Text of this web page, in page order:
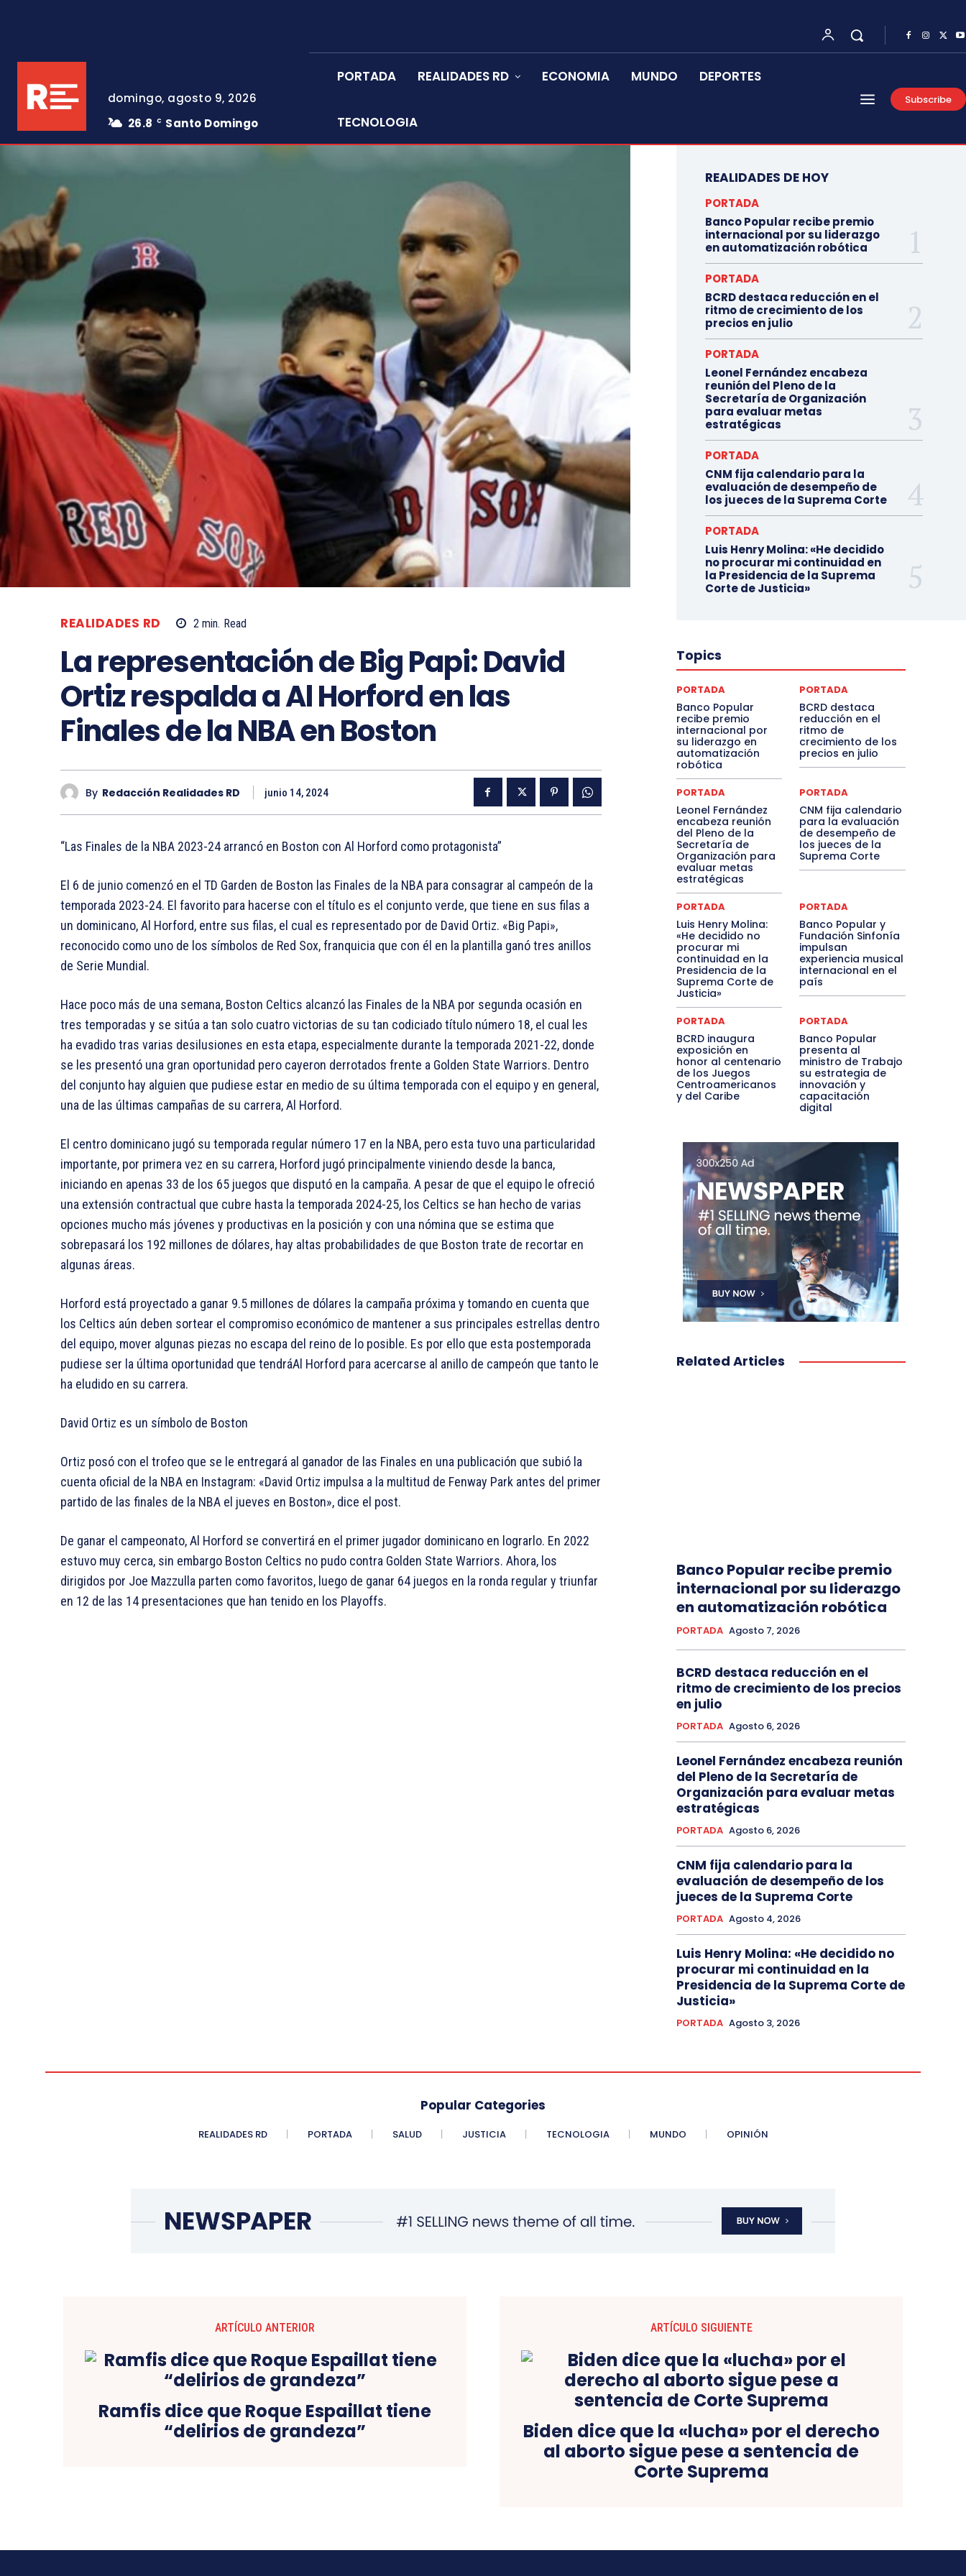
domingo, agosto 9, 2026
26.8
C Santo Domingo
PORTADA REALIDADES RD ECONOMIA MUNDO DEPORTES
TECNOLOGIA
Subscribe
REALIDADES RD 2 min. Read
La representación de Big Papi: David
Ortiz respalda a Al Horford en las
Finales de la NBA en Boston
By Redacción Realidades RD junio 14, 2024
“Las Finales de la NBA 2023-24 arrancó en Boston con Al Horford como protagonista”
El 6 de junio comenzó en el TD Garden de Boston las Finales de la NBA para consagrar al campeón de la
temporada 2023-24. El favorito para hacerse con el título es el conjunto verde, que tiene en sus filas a
un dominicano, Al Horford, entre sus filas, el cual es representado por de David Ortiz. «Big Papi»,
reconocido como uno de los símbolos de Red Sox, franquicia que con él en la plantilla ganó tres anillos
de Serie Mundial.
Hace poco más de una semana, Boston Celtics alcanzó las Finales de la NBA por segunda ocasión en
tres temporadas y se sitúa a tan solo cuatro victorias de su tan codiciado título número 18, el cual les
ha evadido tras varias desilusiones en esta etapa, especialmente durante la temporada 2021-22, donde
se les presentó una gran oportunidad pero cayeron derrotados frente a Golden State Warriors. Dentro
del conjunto hay alguien que pudiese estar en medio de su última temporada con el equipo y en general,
una de las últimas campañas de su carrera, Al Horford.
El centro dominicano jugó su temporada regular número 17 en la NBA, pero esta tuvo una particularidad
importante, por primera vez en su carrera, Horford jugó principalmente viniendo desde la banca,
iniciando en apenas 33 de los 65 juegos que disputó en la campaña. A pesar de que el equipo le ofreció
una extensión contractual que cubre hasta la temporada 2024-25, los Celtics se han hecho de varias
opciones mucho más jóvenes y productivas en la posición y con una nómina que se estima que
sobrepasará los 192 millones de dólares, hay altas probabilidades de que Boston trate de recortar en
algunas áreas.
Horford está proyectado a ganar 9.5 millones de dólares la campaña próxima y tomando en cuenta que
los Celtics aún deben sortear el compromiso económico de mantener a sus principales estrellas dentro
del equipo, mover algunas piezas no escapa del reino de lo posible. Es por ello que esta postemporada
pudiese ser la última oportunidad que tendráAl Horford para acercarse al anillo de campeón que tanto le
ha eludido en su carrera.
David Ortiz es un símbolo de Boston
Ortiz posó con el trofeo que se le entregará al ganador de las Finales en una publicación que subió la
cuenta oficial de la NBA en Instagram: «David Ortiz impulsa a la multitud de Fenway Park antes del primer
partido de las finales de la NBA el jueves en Boston», dice el post.
De ganar el campeonato, Al Horford se convertirá en el primer jugador dominicano en lograrlo. En 2022
estuvo muy cerca, sin embargo Boston Celtics no pudo contra Golden State Warriors. Ahora, los
dirigidos por Joe Mazzulla parten como favoritos, luego de ganar 64 juegos en la ronda regular y triunfar
en 12 de las 14 presentaciones que han tenido en los Playoffs.
REALIDADES DE HOY
PORTADA
Banco Popular recibe premio
internacional por su liderazgo
en automatización robótica
PORTADA
BCRD destaca reducción en el
ritmo de crecimiento de los
precios en julio
PORTADA
Leonel Fernández encabeza
reunión del Pleno de la
Secretaría de Organización
para evaluar metas
estratégicas
PORTADA
CNM fija calendario para la
evaluación de desempeño de
los jueces de la Suprema Corte
PORTADA
Luis Henry Molina: «He decidido
no procurar mi continuidad en
la Presidencia de la Suprema
Corte de Justicia»
Topics
PORTADA
Banco Popular
recibe premio
internacional por
su liderazgo en
automatización
robótica
PORTADA
BCRD destaca
reducción en el
ritmo de
crecimiento de los
precios en julio
PORTADA
Leonel Fernández
encabeza reunión
del Pleno de la
Secretaría de
Organización para
evaluar metas
estratégicas
PORTADA
CNM fija calendario
para la evaluación
de desempeño de
los jueces de la
Suprema Corte
PORTADA
Luis Henry Molina:
«He decidido no
procurar mi
continuidad en la
Presidencia de la
Suprema Corte de
Justicia»
PORTADA
Banco Popular y
Fundación Sinfonía
impulsan
experiencia musical
internacional en el
país
PORTADA
BCRD inaugura
exposición en
honor al centenario
de los Juegos
Centroamericanos
y del Caribe
PORTADA
Banco Popular
presenta al
ministro de Trabajo
su estrategia de
innovación y
capacitación
digital
Related Articles
Banco Popular recibe premio
internacional por su liderazgo
en automatización robótica
PORTADA Agosto 7, 2026
BCRD destaca reducción en el
ritmo de crecimiento de los precios
en julio
PORTADA Agosto 6, 2026
Leonel Fernández encabeza reunión
del Pleno de la Secretaría de
Organización para evaluar metas
estratégicas
PORTADA Agosto 6, 2026
CNM fija calendario para la
evaluación de desempeño de los
jueces de la Suprema Corte
PORTADA Agosto 4, 2026
Luis Henry Molina: «He decidido no
procurar mi continuidad en la
Presidencia de la Suprema Corte de
Justicia»
PORTADA Agosto 3, 2026
Popular Categories
REALIDADES RD PORTADA SALUD JUSTICIA TECNOLOGIA MUNDO OPINIÓN
ARTÍCULO ANTERIOR
Ramfis dice que Roque Espaillat tiene
“delirios de grandeza”
ARTÍCULO SIGUIENTE
Biden dice que la «lucha» por el derecho
al aborto sigue pese a sentencia de
Corte Suprema